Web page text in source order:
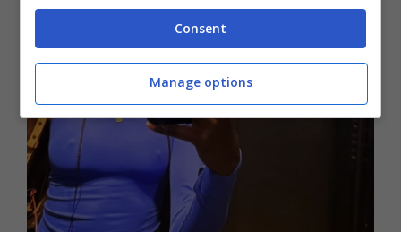
Consent
Manage options